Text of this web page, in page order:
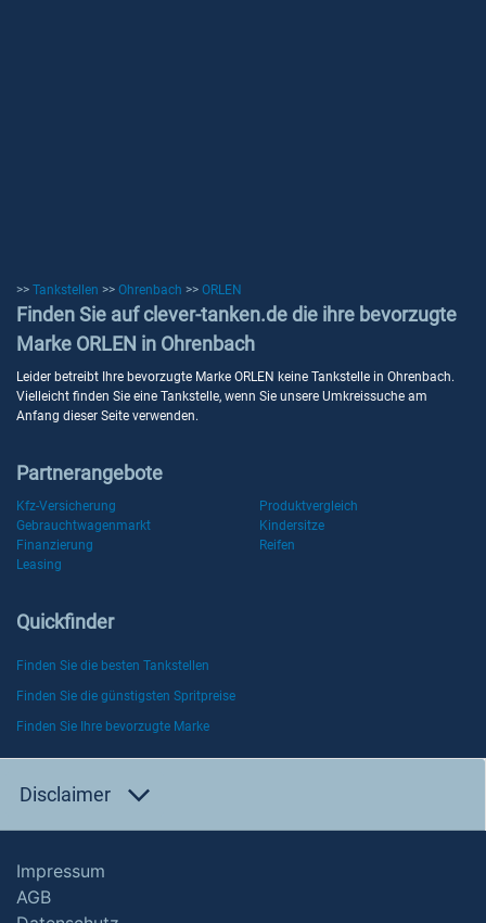
>> Tankstellen >> Ohrenbach >> ORLEN
Finden Sie auf clever-tanken.de die ihre bevorzugte
Marke ORLEN in Ohrenbach
Leider betreibt Ihre bevorzugte Marke ORLEN keine Tankstelle in Ohrenbach.
Vielleicht finden Sie eine Tankstelle, wenn Sie unsere Umkreissuche am
Anfang dieser Seite verwenden.
Partnerangebote
Kfz-Versicherung
Produktvergleich
Gebrauchtwagenmarkt
Kindersitze
Finanzierung
Reifen
Leasing
Quickfinder
Finden Sie die besten Tankstellen
Finden Sie die günstigsten Spritpreise
Finden Sie Ihre bevorzugte Marke
Disclaimer
Impressum
AGB